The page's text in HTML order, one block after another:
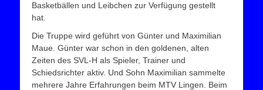
Basketbällen und Leibchen zur Verfügung gestellt
hat.
Die Truppe wird geführt von Günter und Maximilian
Maue. Günter war schon in den goldenen, alten
Zeiten des SVL-H als Spieler, Trainer und
Schiedsrichter aktiv. Und Sohn Maximilian sammelte
mehrere Jahre Erfahrungen beim MTV Lingen. Beim